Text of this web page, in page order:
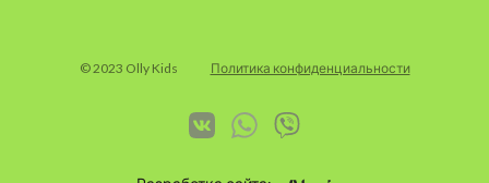
© 2023 Olly Kids Политика конфиденциальности